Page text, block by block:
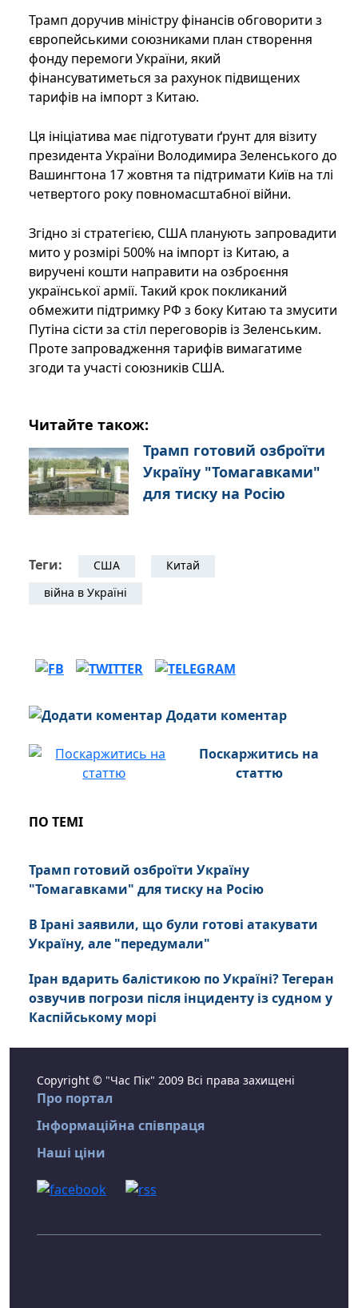
Трамп доручив міністру фінансів обговорити з
європейськими союзниками план створення
фонду перемоги України, який
фінансуватиметься за рахунок підвищених
тарифів на імпорт з Китаю.
Ця ініціатива має підготувати ґрунт для візиту
президента України Володимира Зеленського до
Вашингтона 17 жовтня та підтримати Київ на тлі
четвертого року повномасштабної війни.
Згідно зі стратегією, США планують запровадити
мито у розмірі 500% на імпорт із Китаю, а
виручені кошти направити на озброєння
української армії. Такий крок покликаний
обмежити підтримку РФ з боку Китаю та змусити
Путіна сісти за стіл переговорів із Зеленським.
Проте запровадження тарифів вимагатиме
згоди та участі союзників США.
Читайте також:
Трамп готовий озброїти
Україну "Томагавками"
для тиску на Росію
Теги: США
Китай
війна в Україні
Додати коментар
Поскаржитись на
статтю
ПО ТЕМІ
Трамп готовий озброїти Україну
"Томагавками" для тиску на Росію
В Ірані заявили, що були готові атакувати
Україну, але "передумали"
Іран вдарить балістикою по Україні? Тегеран
озвучив погрози після інциденту із судном у
Каспійському морі
Copyright © "Час Пік" 2009 Всі права захищені
Про портал
Інформаційна співпраця
Наші ціни